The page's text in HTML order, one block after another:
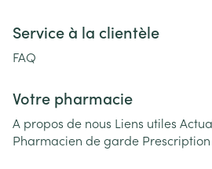
Service à la clientèle
FAQ
Votre pharmacie
A propos de nous Liens utiles
Pharmacien de garde Prescription